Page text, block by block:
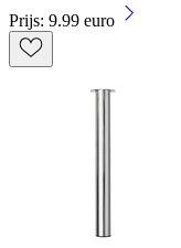
Prijs: 9.99 euro